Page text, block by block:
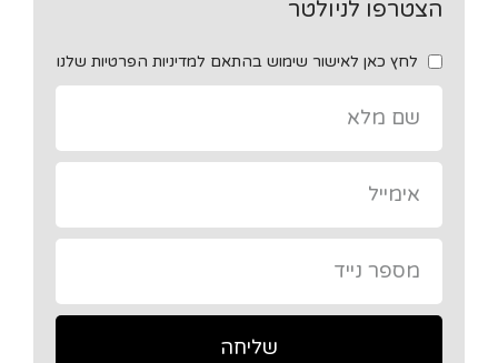
הצטרפו לניולטר
לחץ כאן לאישור שימוש בהתאם למדיניות הפרטיות שלנו
שליחה